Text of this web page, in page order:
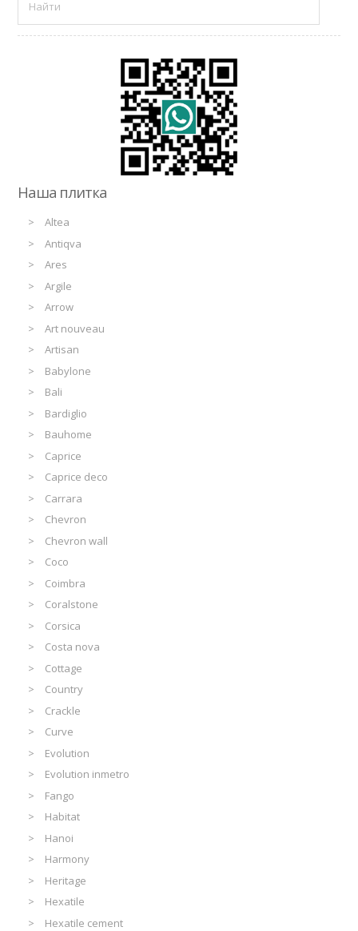
Наша плитка
Altea
Antiqva
Ares
Argile
Arrow
Art nouveau
Artisan
Babylone
Bali
Bardiglio
Bauhome
Caprice
Caprice deco
Carrara
Chevron
Chevron wall
Coco
Coimbra
Coralstone
Corsica
Costa nova
Cottage
Country
Crackle
Curve
Evolution
Evolution inmetro
Fango
Habitat
Hanoi
Harmony
Heritage
Hexatile
Hexatile cement